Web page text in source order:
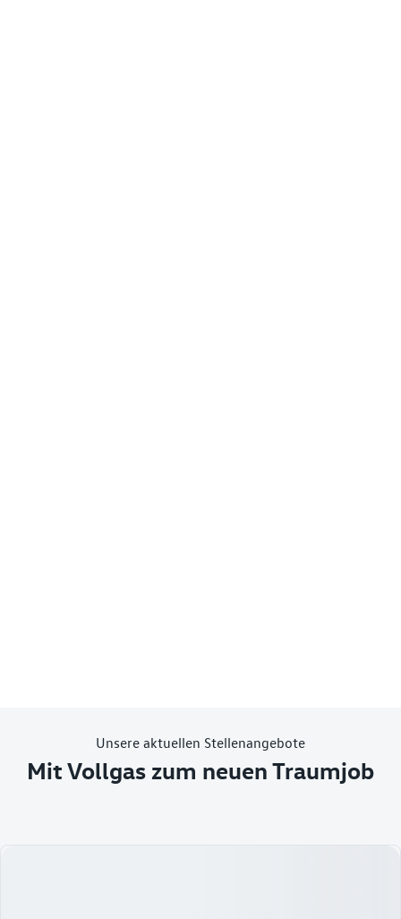
Unsere aktuellen Stellenangebote
Mit Vollgas zum neuen Traumjob